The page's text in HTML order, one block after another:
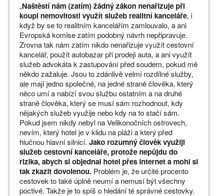
„Naštěstí nám (zatím) žádný zákon nenařizuje při
koupi nemovitosti využít služeb realitní kanceláře, i
když by se to realitním kancelářím zamlouvalo, a ani
Evropská komise zatím podobný návrh nepřipravuje.
Zrovna tak nám zatím nikdo nenařizuje využít cestovní
kancelář, použít autobazar při prodeji auta, a ani využít
služeb advokáta k zastupování před soudem, pokud mě
někdo zažaluje. Jsou to zdánlivě velmi rozdílné služby,
ale mají jedno společné, na jedné straně člověka, který
něco umí a nabízí svou službu ostatním a na druhé
straně člověka, který se musí sám rozhodnout, kdy
nějakých služeb využije nebo kdy na to stačí sám.
Pokud jsem nikdy nebyl na Velikonočních ostrovech,
nevím, který hotel je v klidu na pláži a který před
hlučnou hlavní silnicí. Jako rozumný člověk využiji
služeb cestovní kanceláře, protože nepůjdu do
rizika, abych si objednal hotel přes internet a mohl si
tak zkazit dovolenou. Problém je, že určité procento
cestovek to také úplně neumí a nemusí být všechny
poctivé. Takže je to spíš o hledání té správné cestovky.